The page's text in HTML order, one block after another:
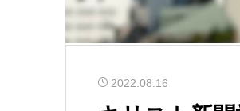
2022.08.16